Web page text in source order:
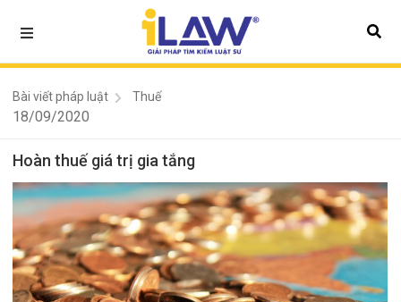
Bài viết pháp luật Thuế
18/09/2020
Hoàn thuế giá trị gia tắng